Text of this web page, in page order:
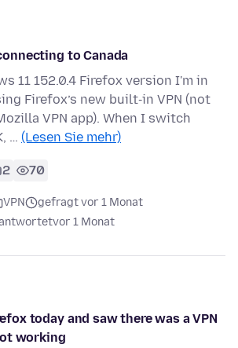
to Canada
11 152.0.4 Firefox version I'm in
Firefox’s new built‑in VPN (not
VPN app). When I switch
… (Lesen Sie mehr)
2 70
VPN
gefragt vor 1 Monat
vor 1 Monat
today and saw there was a VPN
working